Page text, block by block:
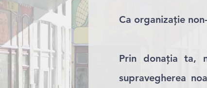
Ca organizație
Prin donația ta,
supravegherea